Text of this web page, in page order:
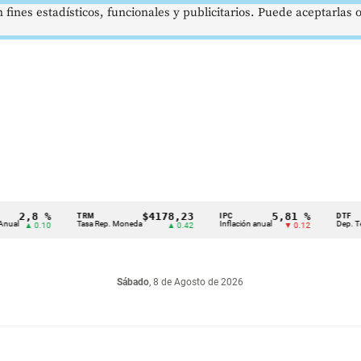
2,8 %
▲ 0.10 Tasa Rep. Moneda
$4178,23
▲ 0.42 Inflación anual
5,81 %
▼ 0.12 Dep.
Sábado, 8 de Agosto de 2026
estadísticos, funcionales y publicitarios. Puede aceptarlas